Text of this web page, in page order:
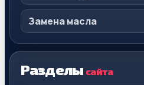
Замена масла
Разделы сайта